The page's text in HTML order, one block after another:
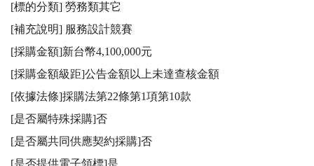
[標的分類] 勞務類其它
[補充說明] 服務設計競賽
[採購金額]新台幣4,100,000元
[採購金額級距]公告金額以上未達查核金額
[依據法條]採購法第22條第1項第10款
[是否屬特殊採購]否
[是否屬共同供應契約採購]否